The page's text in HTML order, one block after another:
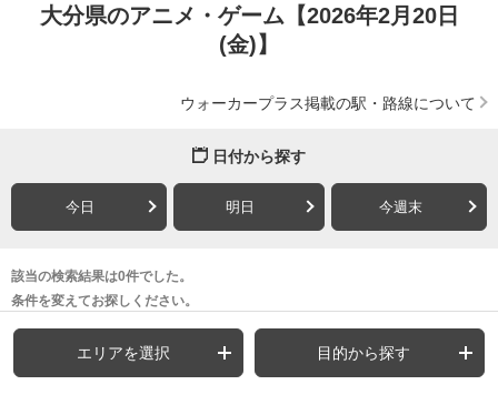
大分県のアニメ・ゲーム【2026年2月20日
(金)】
ウォーカープラス掲載の駅・路線について
日付から探す
今日 明日 今週末
該当の検索結果は0件でした。
条件を変えてお探しください。
エリアを選択 目的から探す